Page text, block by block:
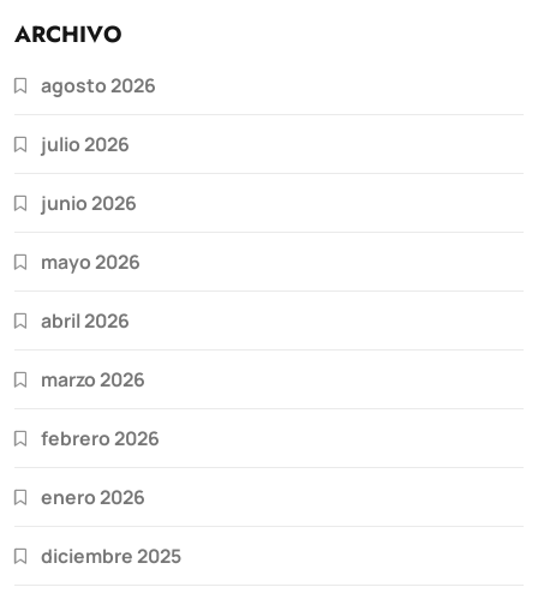
ARCHIVO
agosto 2026
julio 2026
junio 2026
mayo 2026
abril 2026
marzo 2026
febrero 2026
enero 2026
diciembre 2025